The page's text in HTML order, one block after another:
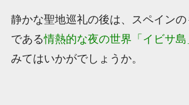
静かな聖地巡礼の後は、スペイン
である情熱的な夜の世界「イビサ島
みてはいかがでしょうか。